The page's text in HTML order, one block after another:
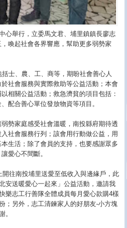
心舉行，立委馬文君、埔里鎮鎮長廖志
喚起社會各界響應，幫助更多弱勢家
士、農、工、商等，期盼社會善心人
社會服務與實際救助等公益活動；本會
相關公益活動；救急濟貧的項目包括：
配合善心單位發放物資等項目。
勢家庭感受社會溫暖，南投縣府期待透
社會服務行列；該會用行動做公益，用
生活；除了會員的支持，也要感謝眾多
愛心不間斷。
往南投埔里送愛至低收入與邊緣戶，此
安送暖愛心一起來」公益活動，邀請我
樂志工行善隊全體成員每月愛心款購4樣
；另外，志工清鍊家人的好朋友-小方塊
。